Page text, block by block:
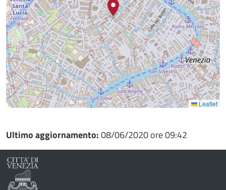
Leaflet
Ultimo aggiornamento:08/06/2020 ore 09:42